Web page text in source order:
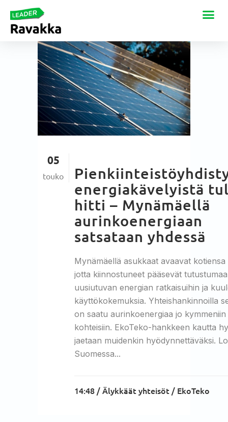
05
touko
energiakävelyistä
hitti – Mynämäellä
aurinkoenergiaan
satsataan yhdessä
Mynämäellä asukkaat avaavat
jotta kiinnostuneet pääsevät
uusiutuvan energian ratkaisuihin ja
käyttökokemuksia. Yhteishankinnoilla
on saatu aurinkoenergiaa jo kymmeniin
kohteisiin. EkoTeko-hankkeen kautta
jaetaan muidenkin hyödynnettäväksi.
Suomessa...
14:48 /Älykkäät yhteisöt / EkoTeko